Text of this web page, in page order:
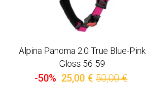
Alpina Panoma 2.0 True Blue-Pink
Gloss 56-59
-50% 25,00 € 50,00 €